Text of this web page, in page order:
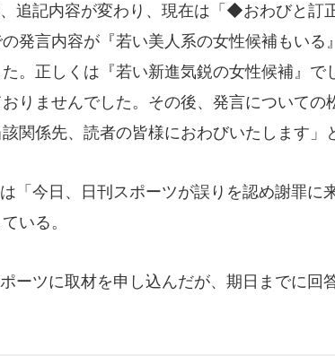
追記内容が変わり、現在は「◆おわびと
発言内容が『若い美人系の女性候補もいる
。正しくは『若い新進気鋭の女性候補』で
おりませんでした。その後、発言について
該関係先、読者の皆様におわびいたします」
「今日、日刊スポーツが誤りを認め謝罪に
いる。
ーツに取材を申し込んだが、期日までに回